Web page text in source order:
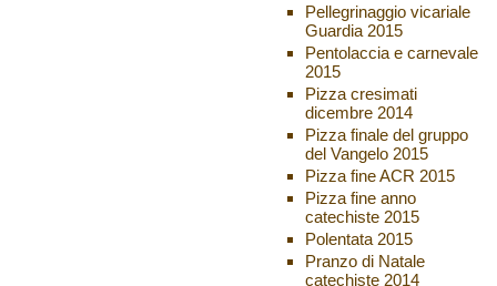
Pellegrinaggio vicariale
Guardia 2015
Pentolaccia e carnevale
2015
Pizza cresimati
dicembre 2014
Pizza finale del gruppo
del Vangelo 2015
Pizza fine ACR 2015
Pizza fine anno
catechiste 2015
Polentata 2015
Pranzo di Natale
catechiste 2014